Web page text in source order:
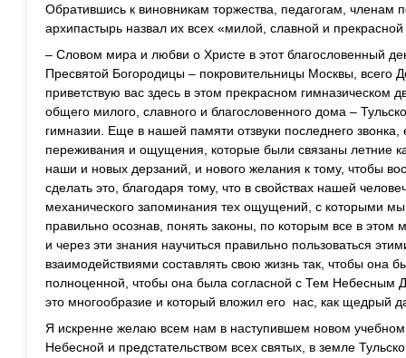
Обратившись к виновникам торжества, педагогам, членам
архипастырь назвал их всех «милой, славной и
– Словом мира и любви о Христе в этот благословенный
Пресвятой Богородицы – покровительницы Москвы, всего
приветствую вас здесь в этом прекрасном гимназическом
общего милого, славного и благословенного дома –
гимназии. Еще в нашей памяти отзвуки последнего
переживания и ощущения, которые были связаны летние
наши и новых дерзаний, и нового желания к тому, чтобы
сделать это, благодаря тому, что в свойствах нашей
механического запоминания тех ощущений, с которыми
правильно осознав, понять законы, по которым все в этом
и через эти знания научиться правильно пользоваться
взаимодействиями составлять свою жизнь так, чтобы она
полноценной, чтобы она была согласной с Тем Небесным
это многообразие и который вложил его нас, как щедрый
Я искренне желаю всем нам в наступившем новом
Небесной и предстательством всех святых, в земле